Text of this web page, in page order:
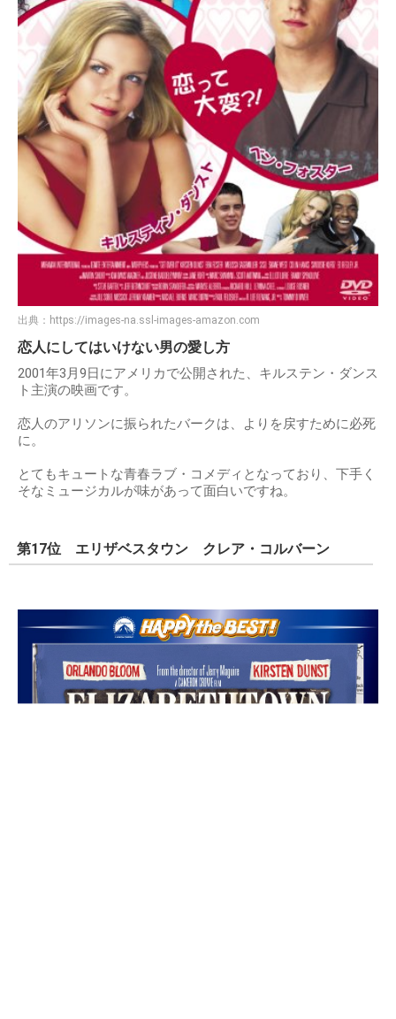
出典： https://images-na.ssl-images-amazon.com
恋人にしてはいけない男の愛し方
2001年3月9日にアメリカで公開された、キルステン・ダンス
ト主演の映画です。
恋人のアリソンに振られたバークは、よりを戻すために必死
に。
とてもキュートな青春ラブ・コメディとなっており、下手く
そなミュージカルが味があって面白いですね。
第17位 エリザベスタウン クレア・コルバーン